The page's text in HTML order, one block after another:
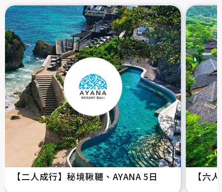
【二人成行】秘境鞦韆、AYANA 5日 【六